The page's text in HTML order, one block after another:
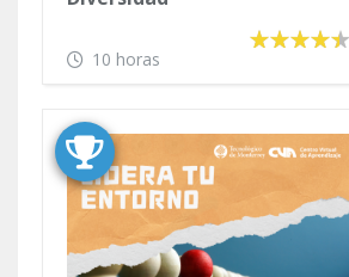
10 horas